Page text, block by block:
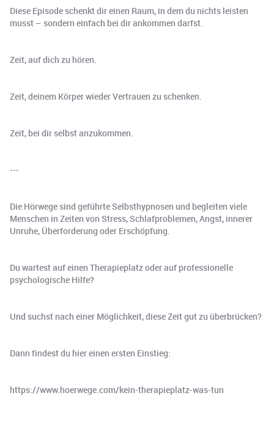
Diese Episode schenkt dir einen Raum, in dem du nichts leisten
musst – sondern einfach bei dir ankommen darfst.
Zeit, auf dich zu hören.
Zeit, deinem Körper wieder Vertrauen zu schenken.
Zeit, bei dir selbst anzukommen.
---
Die Hörwege sind geführte Selbsthypnosen und begleiten viele
Menschen in Zeiten von Stress, Schlafproblemen, Angst, innerer
Unruhe, Überforderung oder Erschöpfung.
Du wartest auf einen Therapieplatz oder auf professionelle
psychologische Hilfe?
Und suchst nach einer Möglichkeit, diese Zeit gut zu überbrücken?
Dann findest du hier einen ersten Einstieg:
https://www.hoerwege.com/kein-therapieplatz-was-tun